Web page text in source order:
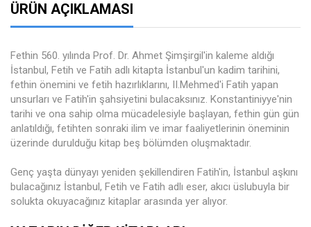
ÜRÜN AÇIKLAMASI
Fethin 560. yılında Prof. Dr. Ahmet Şimşirgil'in kaleme aldığı
İstanbul, Fetih ve Fatih adlı kitapta İstanbul'un kadim tarihini,
fethin önemini ve fetih hazırlıklarını, II.Mehmed'i Fatih yapan
unsurları ve Fatih'in şahsiyetini bulacaksınız. Konstantiniyye'nin
tarihi ve ona sahip olma mücadelesiyle başlayan, fethin gün gün
anlatıldığı, fetihten sonraki ilim ve imar faaliyetlerinin öneminin
üzerinde durulduğu kitap beş bölümden oluşmaktadır.
Genç yaşta dünyayı yeniden şekillendiren Fatih'in, İstanbul aşkını
bulacağınız İstanbul, Fetih ve Fatih adlı eser, akıcı üslubuyla bir
solukta okuyacağınız kitaplar arasında yer alıyor.